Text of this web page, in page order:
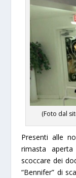
(Foto dal
Presenti alle
rimasta
scoccare dei
“Bennifer” di